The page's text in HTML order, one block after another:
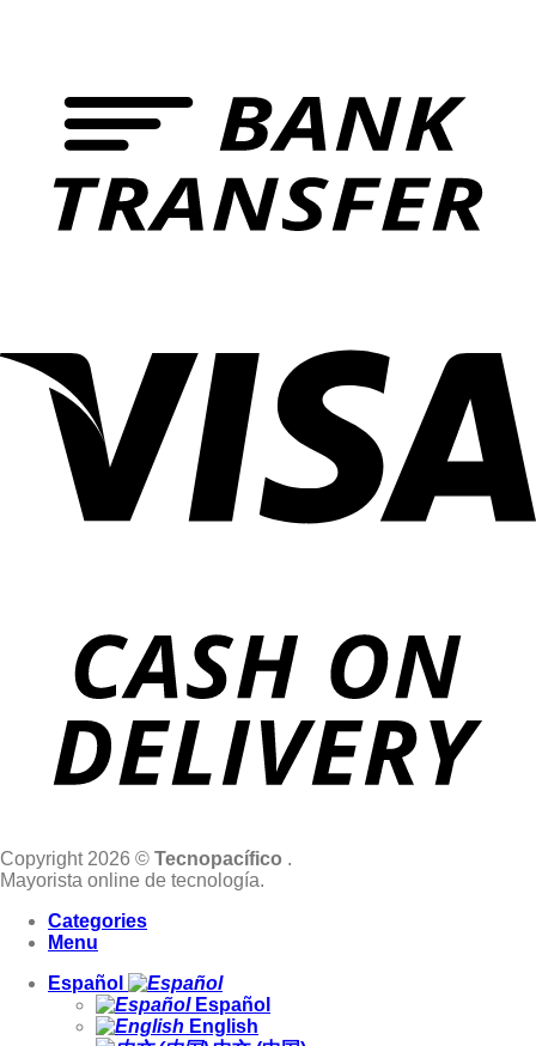
Copyright 2026 © Tecnopacífico .
Mayorista online de tecnología.
Categories
Menu
Español
Español
English